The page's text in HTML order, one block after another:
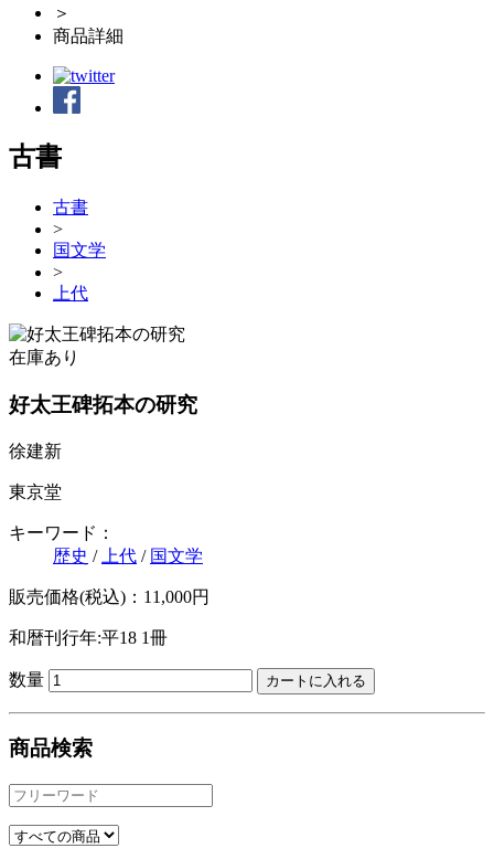
＞
商品詳細
古書
古書
>
国文学
>
上代
在庫あり
好太王碑拓本の研究
徐建新
東京堂
キーワード：
歴史 / 上代 / 国文学
販売価格(税込)：11,000円
和暦刊行年:平18 1冊
数量
商品検索